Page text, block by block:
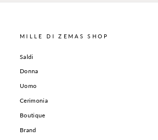
MILLE DI ZEMAS SHOP
Saldi
Donna
Uomo
Cerimonia
Boutique
Brand